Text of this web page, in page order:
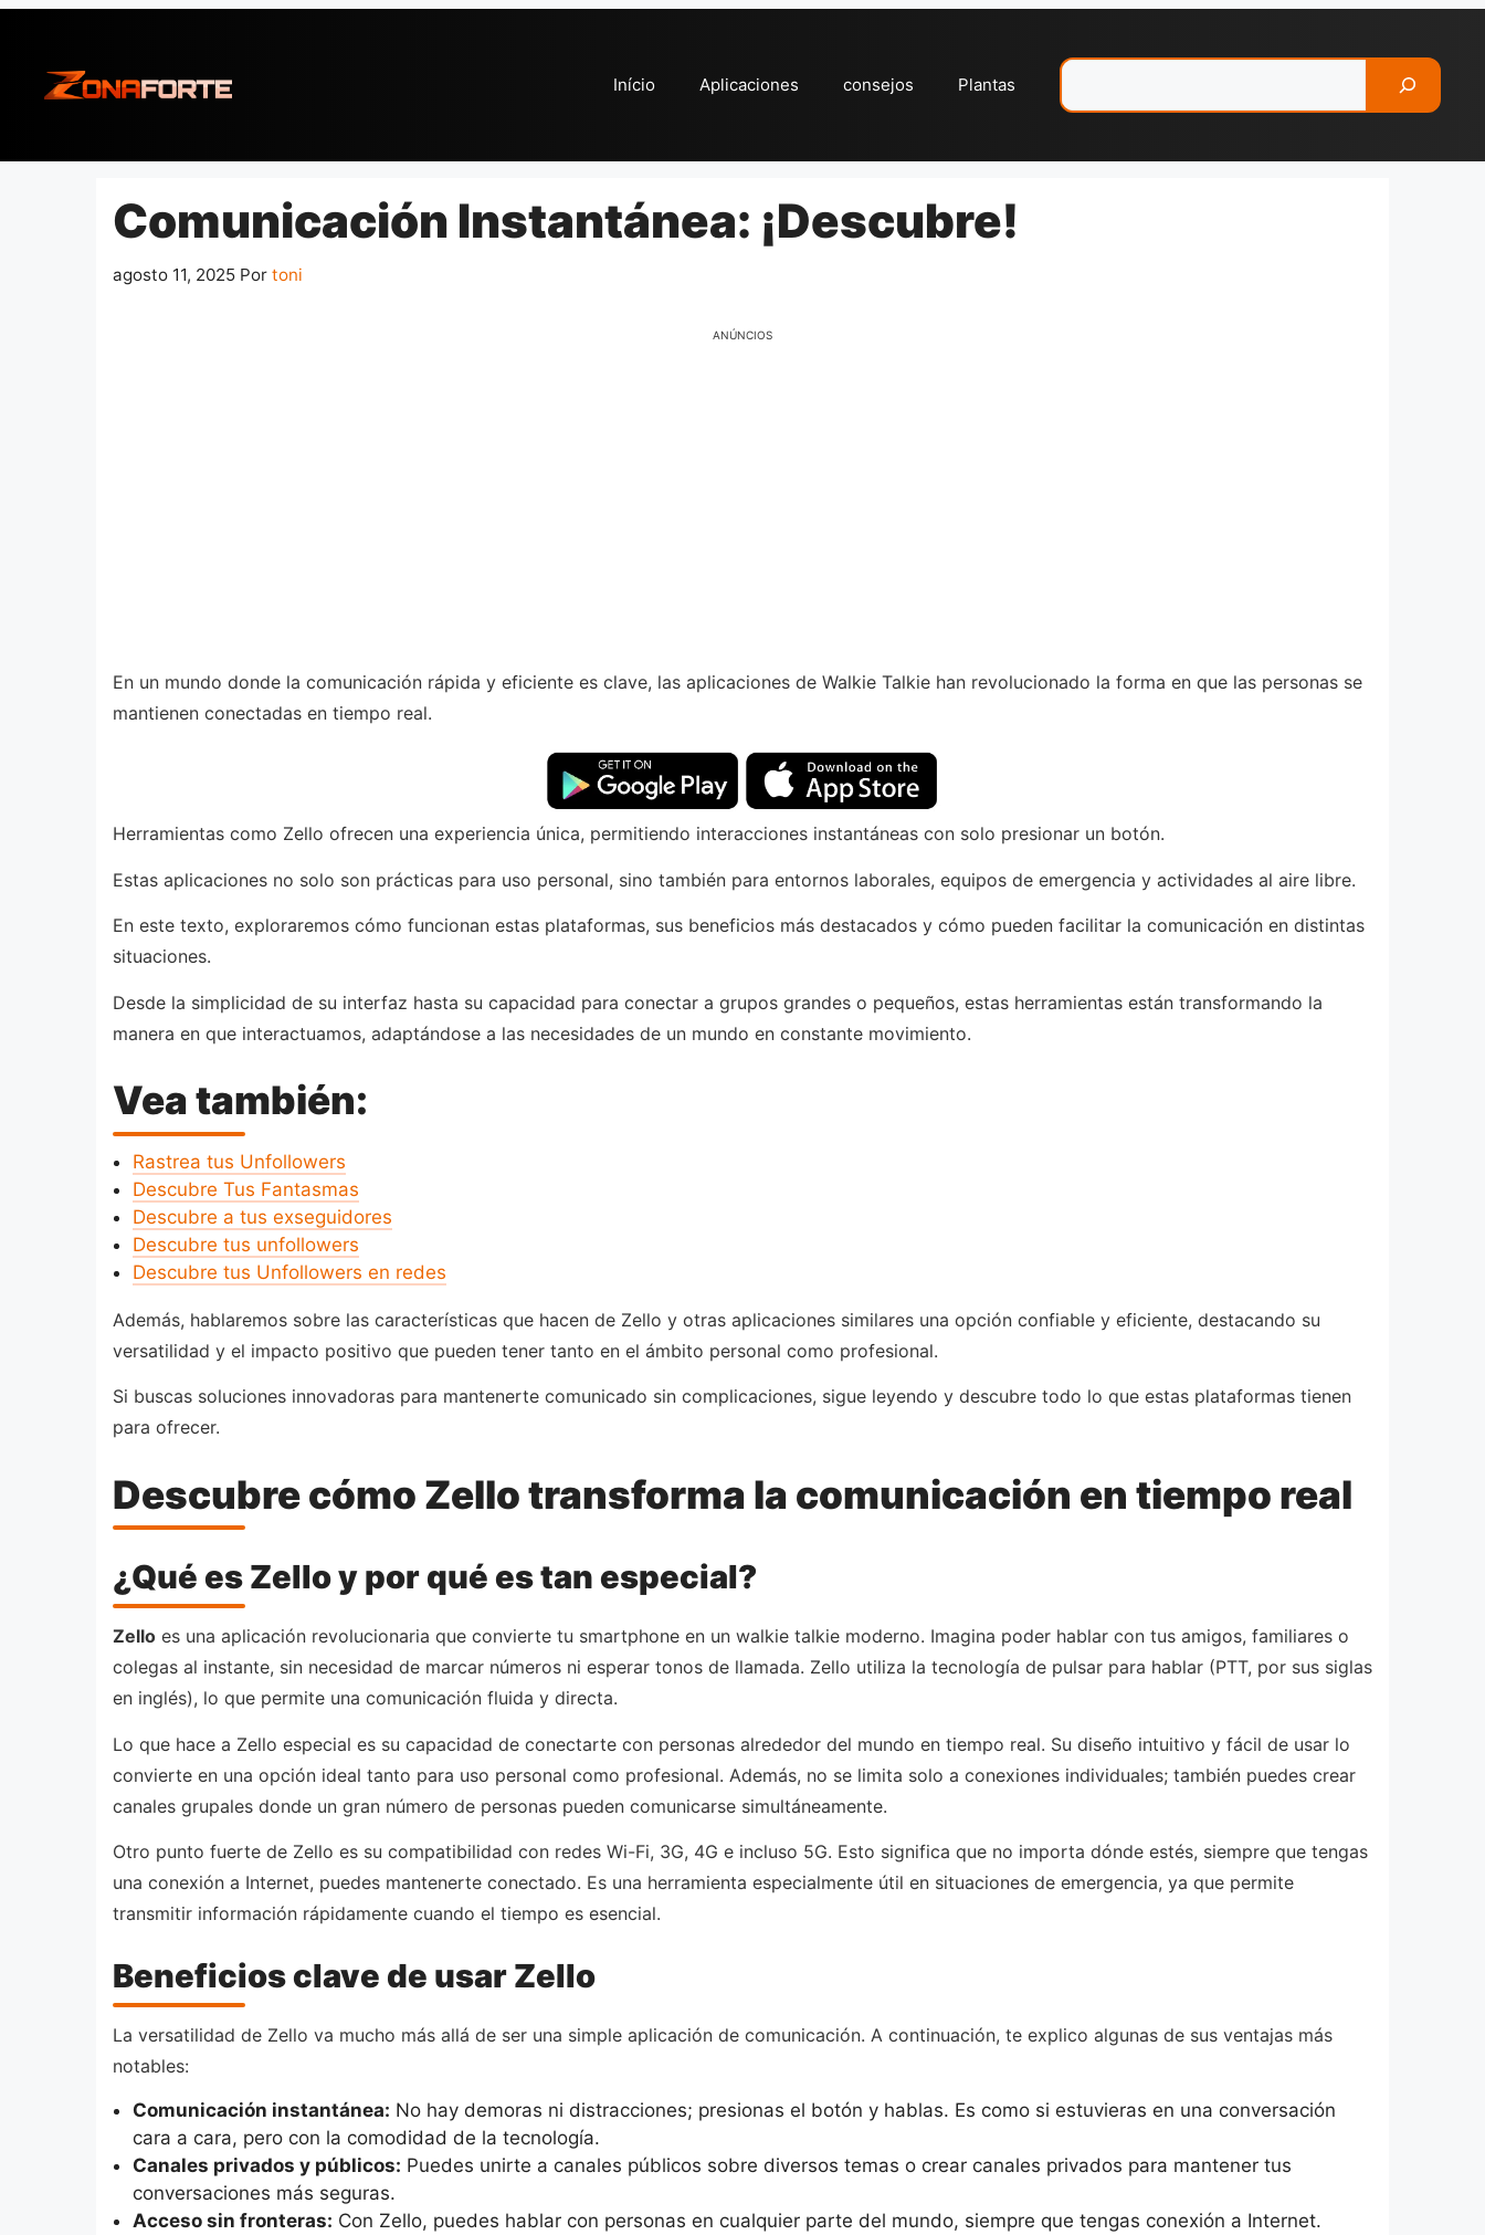
conteúdo
Início Aplicaciones consejos Plantas
Comunicación Instantánea: ¡Descubre!
agosto 11, 2025 Por toni
ANÚNCIOS
En un mundo donde la comunicación rápida y eficiente es clave, las aplicaciones de Walkie Talkie han revolucionado la forma en que las personas se
mantienen conectadas en tiempo real.
Herramientas como Zello ofrecen una experiencia única, permitiendo interacciones instantáneas con solo presionar un botón.
Estas aplicaciones no solo son prácticas para uso personal, sino también para entornos laborales, equipos de emergencia y actividades al aire libre.
En este texto, exploraremos cómo funcionan estas plataformas, sus beneficios más destacados y cómo pueden facilitar la comunicación en distintas
situaciones.
Desde la simplicidad de su interfaz hasta su capacidad para conectar a grupos grandes o pequeños, estas herramientas están transformando la
manera en que interactuamos, adaptándose a las necesidades de un mundo en constante movimiento.
Vea también:
Rastrea tus Unfollowers
Descubre Tus Fantasmas
Descubre a tus exseguidores
Descubre tus unfollowers
Descubre tus Unfollowers en redes
Además, hablaremos sobre las características que hacen de Zello y otras aplicaciones similares una opción confiable y eficiente, destacando su
versatilidad y el impacto positivo que pueden tener tanto en el ámbito personal como profesional.
Si buscas soluciones innovadoras para mantenerte comunicado sin complicaciones, sigue leyendo y descubre todo lo que estas plataformas tienen
para ofrecer.
Descubre cómo Zello transforma la comunicación en tiempo real
¿Qué es Zello y por qué es tan especial?
Zello es una aplicación revolucionaria que convierte tu smartphone en un walkie talkie moderno. Imagina poder hablar con tus amigos, familiares o
colegas al instante, sin necesidad de marcar números ni esperar tonos de llamada. Zello utiliza la tecnología de pulsar para hablar (PTT, por sus siglas
en inglés), lo que permite una comunicación fluida y directa.
Lo que hace a Zello especial es su capacidad de conectarte con personas alrededor del mundo en tiempo real. Su diseño intuitivo y fácil de usar lo
convierte en una opción ideal tanto para uso personal como profesional. Además, no se limita solo a conexiones individuales; también puedes crear
canales grupales donde un gran número de personas pueden comunicarse simultáneamente.
Otro punto fuerte de Zello es su compatibilidad con redes Wi-Fi, 3G, 4G e incluso 5G. Esto significa que no importa dónde estés, siempre que tengas
una conexión a Internet, puedes mantenerte conectado. Es una herramienta especialmente útil en situaciones de emergencia, ya que permite
transmitir información rápidamente cuando el tiempo es esencial.
Beneficios clave de usar Zello
La versatilidad de Zello va mucho más allá de ser una simple aplicación de comunicación. A continuación, te explico algunas de sus ventajas más
notables:
Comunicación instantánea: No hay demoras ni distracciones; presionas el botón y hablas. Es como si estuvieras en una conversación
cara a cara, pero con la comodidad de la tecnología.
Canales privados y públicos: Puedes unirte a canales públicos sobre diversos temas o crear canales privados para mantener tus
conversaciones más seguras.
Acceso sin fronteras: Con Zello, puedes hablar con personas en cualquier parte del mundo, siempre que tengas conexión a Internet.